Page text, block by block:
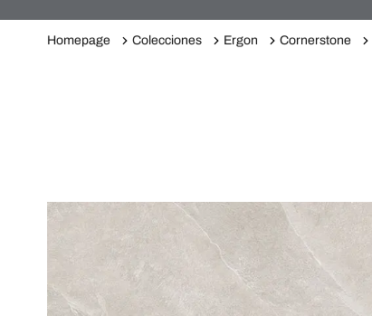
Homepage Colecciones Ergon Cornerstone